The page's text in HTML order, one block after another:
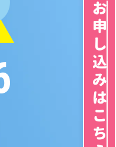
お申し込みはこちら